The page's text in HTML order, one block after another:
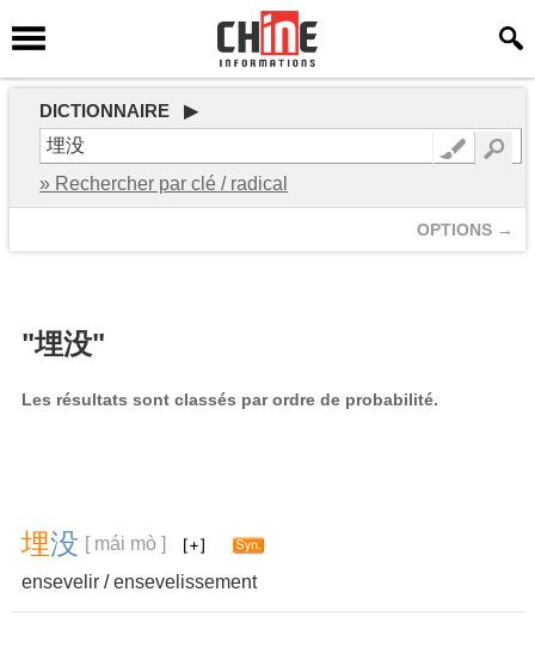
DICTIONNAIRE ▶
» Rechercher par clé / radical
OPTIONS →
"埋没"
Les résultats sont classés par ordre de probabilité.
埋没 [ mái mò ]
ensevelir /ensevelissement